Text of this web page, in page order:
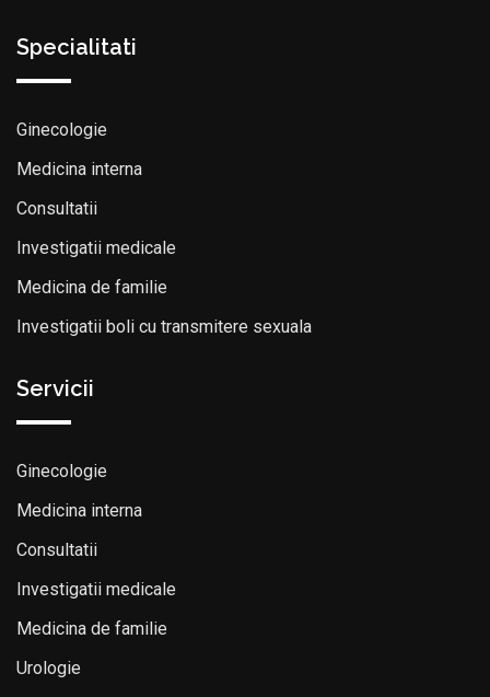
Specialitati
Ginecologie
Medicina interna
Consultatii
Investigatii medicale
Medicina de familie
Investigatii boli cu transmitere sexuala
Servicii
Ginecologie
Medicina interna
Consultatii
Investigatii medicale
Medicina de familie
Urologie